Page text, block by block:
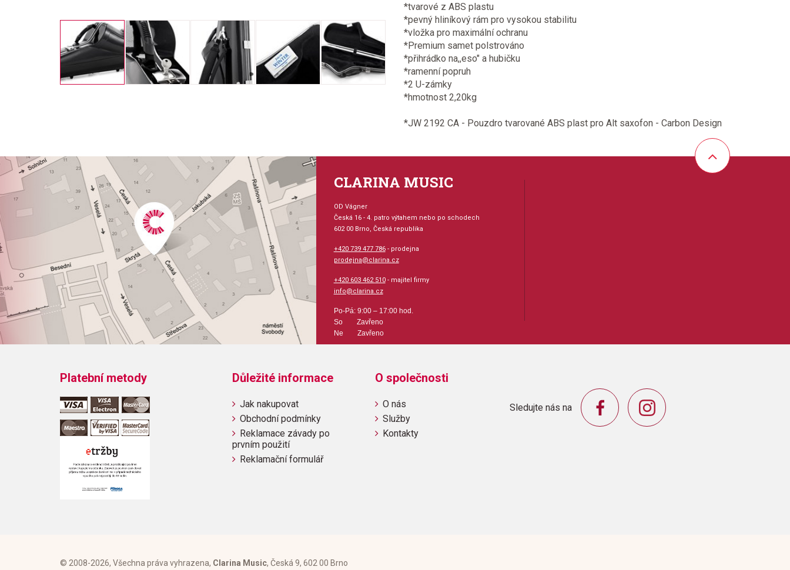
*tvarové z ABS plastu
*pevný hliníkový rám pro vysokou stabilitu
*vložka pro maximální ochranu
*Premium samet polstrováno
*přihrádko na,,eso" a hubičku
*ramenní popruh
*2 U-zámky
*hmotnost 2,20kg
*JW 2192 CA - Pouzdro tvarované ABS plast pro Alt saxofon - Carbon Design
CLARINA MUSIC
OD Vágner
Česká 16 - 4. patro výtahem nebo po schodech
602 00 Brno, Česká republika
+420 739 477 786- prodejna
prodejna@clarina.cz
+420 603 462 510- majitel firmy
info@clarina.cz
Po-Pá: 9:00 – 17:00 hod.
So Zavřeno
Ne Zavřeno
Platební metody Důležité informace
Jak nakupovat
Obchodní podmínky
Reklamace závady po
prvním použití
Reklamační formulář
O společnosti
O nás
Služby
Kontakty
Sledujte nás na
© 2008-2026, Všechna práva vyhrazena, Clarina Music, Česká 9, 602 00 Brno